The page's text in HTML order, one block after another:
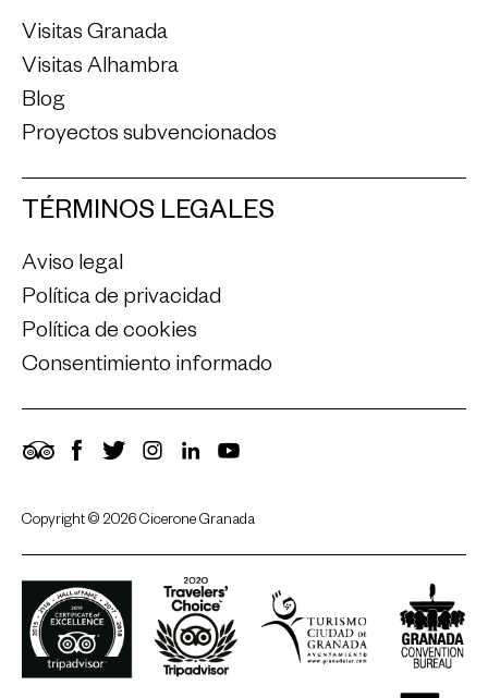
Visitas Granada
Visitas Alhambra
Blog
Proyectos subvencionados
TÉRMINOS LEGALES
Aviso legal
Política de privacidad
Política de cookies
Consentimiento informado
TripAdvisor
Facebook
TwitterInstagram
LinkedIn
Copyright © 2026 Cicerone Granada